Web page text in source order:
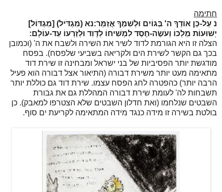
חתימה
נ עַל-כֵּן אוֹדְךָ ה' בַּגּוֹיִם וּלְשִׁמְךָ אֲזַמֵּר:נא (מִגְדֹּיל) [מִגְדּוֹל]
יְשׁוּעוֹת מַלְכּוֹ וְעֹשֶׂה-חֶסֶד לִמְשִׁיחוֹ לְדָוִד וּלְזַרְעוֹ עַד-עוֹלָם:
הצלה זו היא הגורמת לדוד לשיר את השירה ולשבח את ה' (וכמובן
בכך גם הקשר לשירת הים ולקריאה בשביעי שלפסח). בפסח
מודגשת יותר הפסיביות של בני ישראל ומבחינה זו שירת דוד
מתאימה מעט יותר משירת דבורה (התיאור אצל דבורה הוא פעיל
הרבה יותר) כהפטרה לחג הפסח עצמו. שירת דוד גם כוללת יותר
תשבחות לה' לעומת שירת דבורה המהללת גם את גבורת
השבטים שנלחמו (ואת חדלון השבטים שלא הצטרפו למאבק). כן
בולטת בשירה זו מידה כנגד מידה המתאימה לקריעת ים סוף.